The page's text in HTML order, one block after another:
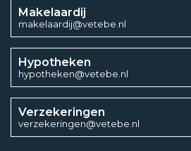
Makelaardij
makelaardij@vetebe.nl
Hypotheken
hypotheken@vetebe.nl
Verzekeringen
verzekeringen@vetebe.nl